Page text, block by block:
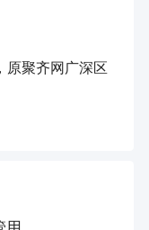
原聚齐网广深区